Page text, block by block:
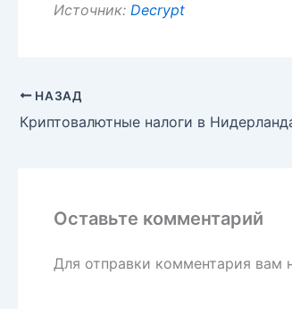
Источник: Decrypt
НАЗАД
Криптовалютные налоги в
Оставьте комментарий
Для отправки комментария вам